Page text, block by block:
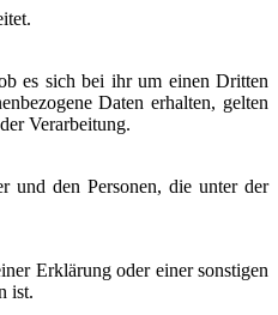
es sich bei ihr um einen Dritten
Daten erhalten, gelten
Verarbeitung.
und den Personen, die unter der
Erklärung oder einer sonstigen
ist.